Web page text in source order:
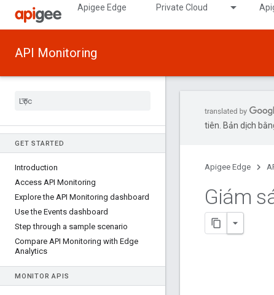
Apigee Edge Private Cloud
API Monitoring
GET STARTED
Introduction
Access API Monitoring
Explore the API Monitoring dashboard
Use the Events dashboard
Step through a sample scenario
Compare API Monitoring with Edge
Analytics
MONITOR APIS
tiên. Bản dịch
Apigee Edge
Giám